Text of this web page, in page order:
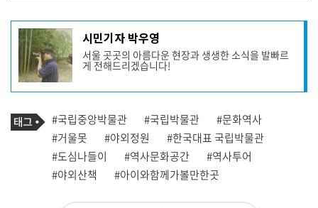
기
사
작
성
자
프
필
시민기자 박우영
서울 곳곳의 아름다운 현장과 생생한 소식을 발빠르
게 전해드리겠습니다!
기
사
관
련
태
그
태
그
#국립중앙박물관 #국립박물관
#문화역사
#거울못
#야외정원
#한국대표 국립박물관
#도심나들이
#역사문화공간
#역사투어
#야외산책
#아이와함께가볼만한곳